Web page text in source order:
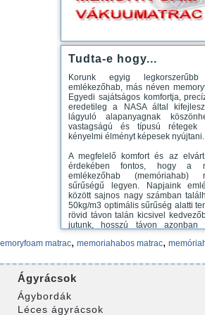
Tudta-e hogy...
Korunk egyig
emlékezőhab, más néven
Egyedi sajátságos komfortja,
eredetileg a NASA által
lágyuló alapanyagnak
vastagságú és típusú rétegek
kényelmi élményt képesek nyújtani.
A megfelelő komfort és az
érdekében fontos, hogy a
emlékezőhab (memóriahab)
sűrűségű legyen. Napjaink
között sajnos nagy számban
50kg/m3 optimális sűrűség alatti
rövid távon talán kicsivel
jutunk, hosszú távon
károsodáshoz,
Emlékező hab - Memory Foam -
memory visco elasztikus hab a
jelentette az alvásiparban,
(zsákrugók) bevezetésre kerültek
matrac, memoriahabos matrac,
Ágyrácsok
Ágybordák
Léces ágyrácsok